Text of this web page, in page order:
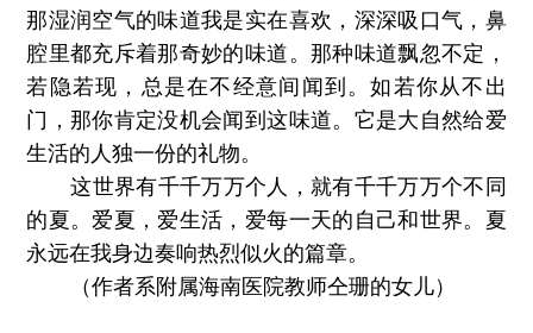
那湿润空气的味道我是实在喜欢，深深吸口气，鼻
腔里都充斥着那奇妙的味道。那种味道飘忽不定，
若隐若现，总是在不经意间闻到。如若你从不出
门，那你肯定没机会闻到这味道。它是大自然给爱
生活的人独一份的礼物。
这世界有千千万万个人，就有千千万万个不同
的夏。爱夏，爱生活，爱每一天的自己和世界。夏
永远在我身边奏响热烈似火的篇章。
（作者系附属海南医院教师仝珊的女儿）